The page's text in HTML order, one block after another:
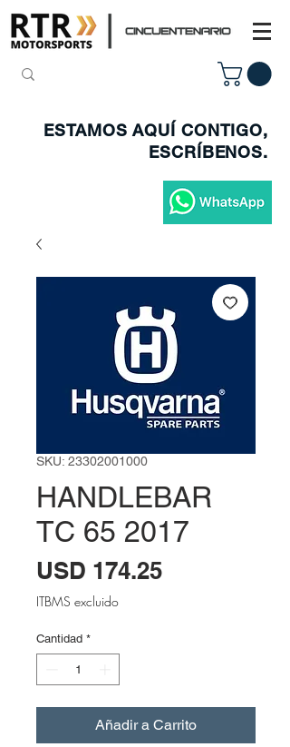
ESTAMOS AQUÍ CONTIGO,
ESCRÍBENOS.
SKU: 23302001000
HANDLEBAR
TC 65 2017
USD 174.25Precio
ITBMS excluido
Cantidad *
Añadir a Carrito